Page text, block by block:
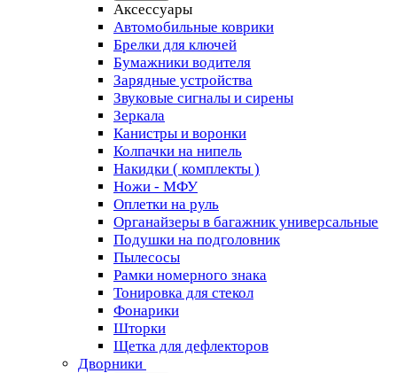
Аксессуары
Автомобильные коврики
Брелки для ключей
Бумажники водителя
Зарядные устройства
Звуковые сигналы и сирены
Зеркала
Канистры и воронки
Колпачки на нипель
Накидки ( комплекты )
Ножи - МФУ
Оплетки на руль
Органайзеры в багажник универсальные
Подушки на подголовник
Пылесосы
Рамки номерного знака
Тонировка для стекол
Фонарики
Шторки
Щетка для дефлекторов
Дворники